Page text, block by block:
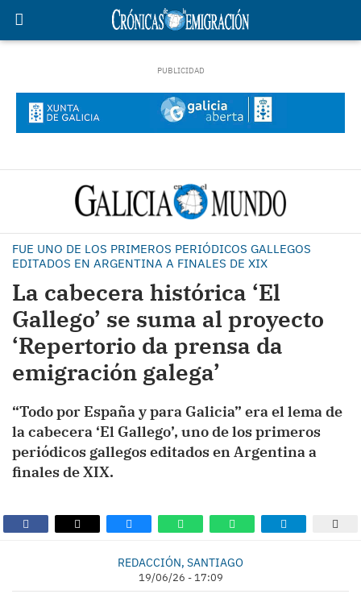
FUE UNO DE LOS PRIMEROS PERIÓDICOS GALLEGOS
EDITADOS EN ARGENTINA A FINALES DE XIX
La cabecera histórica ‘El
Gallego’ se suma al proyecto
‘Repertorio da prensa da
emigración galega’
“Todo por España y para Galicia” era el lema de
la cabecera ‘El Gallego’, uno de los primeros
periódicos gallegos editados en Argentina a
finales de XIX.
REDACCIÓN, SANTIAGO
19/06/26 - 17:09